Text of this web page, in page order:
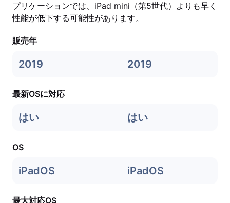
プリケーションでは、iPad mini（第5世代）よりも早く
性能が低下する可能性があります。
販売年
2019 2019
最新OSに対応
はい はい
OS
iPadOS iPadOS
最大対応OS